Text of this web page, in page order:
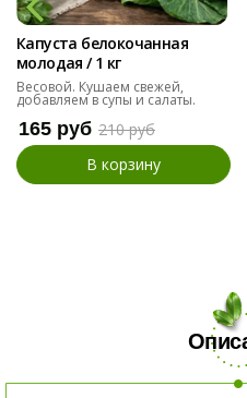
Капуста белокочанная
молодая / 1 кг
Весовой. Кушаем свежей,
добавляем в супы и салаты.
165 руб 210 руб
В корзину